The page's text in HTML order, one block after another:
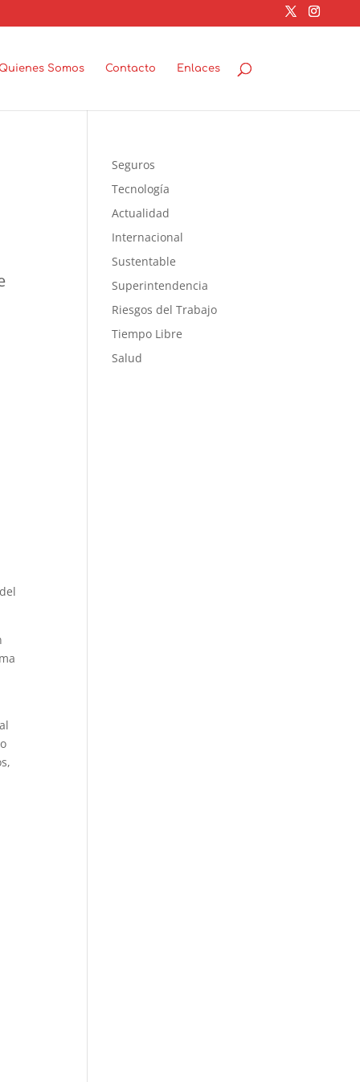
Somos Contacto Enlaces
Seguros
Tecnología
Actualidad
Internacional
Sustentable
Superintendencia
Riesgos del Trabajo
Tiempo Libre
Salud